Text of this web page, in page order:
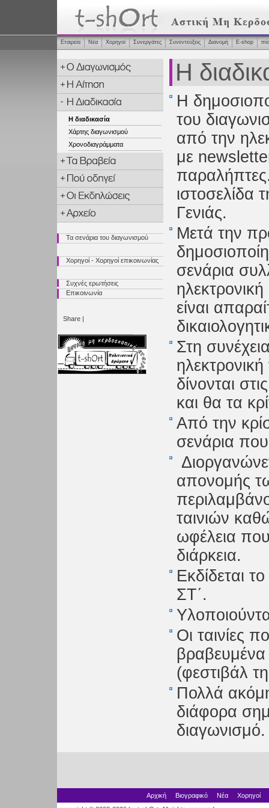
Εταιρεία Νέα Χορηγοί Συνεργάτες Συνεντεύξεις Διανομή Ε-shop
Η διαδικασία
Χάρτης διαγωνισμού
Χρονοδιαγράμματα
Τα σενάρια του διαγωνισμού
Χορηγοί - Χορηγοί επικοινωνίας
Συχνές ερωτήσεις
Επικοινωνία
Share |
Η
Η
του
από την
με
ιστοσελίδα
Γενιάς.
Μετά την
σενάρια
είναι
Στη
δίνονται
και θα τα
Από την
σενάρια
απονομής
ταινιών
ωφέλεια
διάρκεια.
Εκδίδεται
ΣΤ΄.
Οι ταινίες
βραβευμένα
(φεστιβάλ
Πολλά
διάφορα
διαγωνισμό.
Αρχική Βιογραφικό Νέα
Χορηγοί